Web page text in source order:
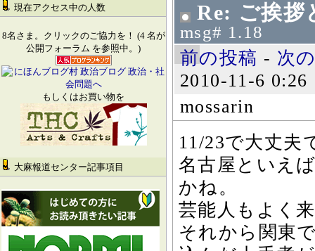
現在アクセス中の人数
8名さま。クリックのご協力を！ (4 名が
公開フォーラム を参照中。)
もしくはお買い物を
大麻報道センター記事項目
Re: ご挨拶
msg# 1.18
前の投稿 - 次
2010-11-6 0:26
mossarin
11/23で大丈夫
名古屋といえ
かね。
芸能人もよく
それから関東